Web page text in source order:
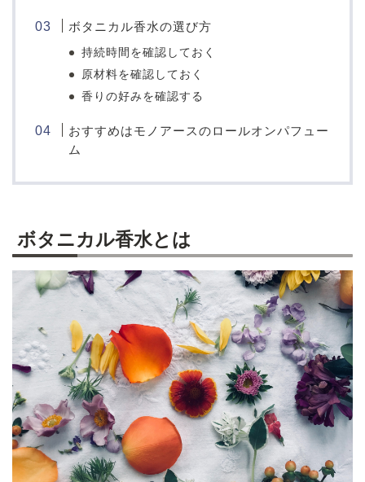
ボタニカル香水の選び方
持続時間を確認しておく
原材料を確認しておく
香りの好みを確認する
おすすめはモノアースのロールオンパフュー
ム
ボタニカル香水とは